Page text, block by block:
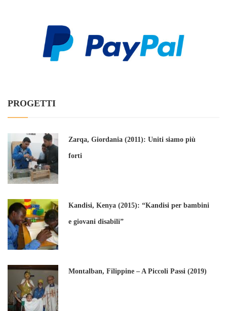
PROGETTI
Zarqa, Giordania (2011): Uniti siamo più
forti
Kandisi, Kenya (2015): “Kandisi per bambini
e giovani disabili”
Montalban, Filippine – A Piccoli Passi (2019)